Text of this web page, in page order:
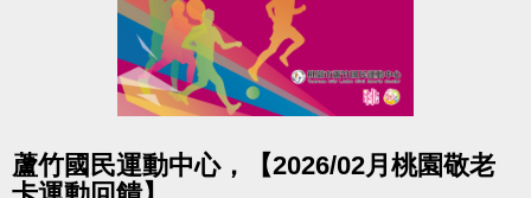
◆地點｜蘆竹國民運動中心 3樓社區教室
◆洽詢專線｜03-2639066 #106
◆ 公益免費講座・限額30位
◆ 掃描 QR Code 填表報名，馬上卡位
◆ 報名連結：
蘆竹國民運動中心，【2026/02月桃園敬老